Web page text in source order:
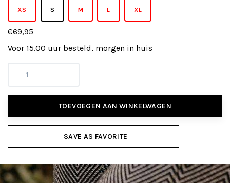
XS S M L XL
€69,95
Voor 15.00 uur besteld, morgen in huis
TOEVOEGEN AAN WINKELWAGEN
SAVE AS FAVORITE